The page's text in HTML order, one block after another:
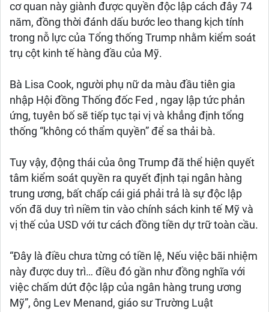
cơ quan này giành được quyền độc lập cách đây 74
năm, đồng thời đánh dấu bước leo thang kịch tính
trong nỗ lực của Tổng thống Trump nhằm kiểm soát
trụ cột kinh tế hàng đầu của Mỹ.
Bà Lisa Cook, người phụ nữ da màu đầu tiên gia
nhập Hội đồng Thống đốc Fed , ngay lập tức phản
ứng, tuyên bố sẽ tiếp tục tại vị và khẳng định tổng
thống “không có thẩm quyền” để sa thải bà.
Tuy vậy, động thái của ông Trump đã thể hiện quyết
tâm kiểm soát quyền ra quyết định tại ngân hàng
trung ương, bất chấp cái giá phải trả là sự độc lập
vốn đã duy trì niềm tin vào chính sách kinh tế Mỹ và
vị thế của USD với tư cách đồng tiền dự trữ toàn cầu.
“Đây là điều chưa từng có tiền lệ, Nếu việc bãi nhiệm
này được duy trì… điều đó gần như đồng nghĩa với
việc chấm dứt độc lập của ngân hàng trung ương
Mỹ”, ông Lev Menand, giáo sư Trường Luật